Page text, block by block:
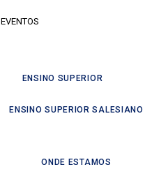
EVENTOS
ENSINO SUPERIOR
ENSINO SUPERIOR SALESIANO
ONDE ESTAMOS